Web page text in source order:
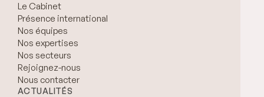
Le Cabinet
Présence international
Nos équipes
Nos expertises
Nos secteurs
Rejoignez-nous
Nous contacter
ACTUALITÉS